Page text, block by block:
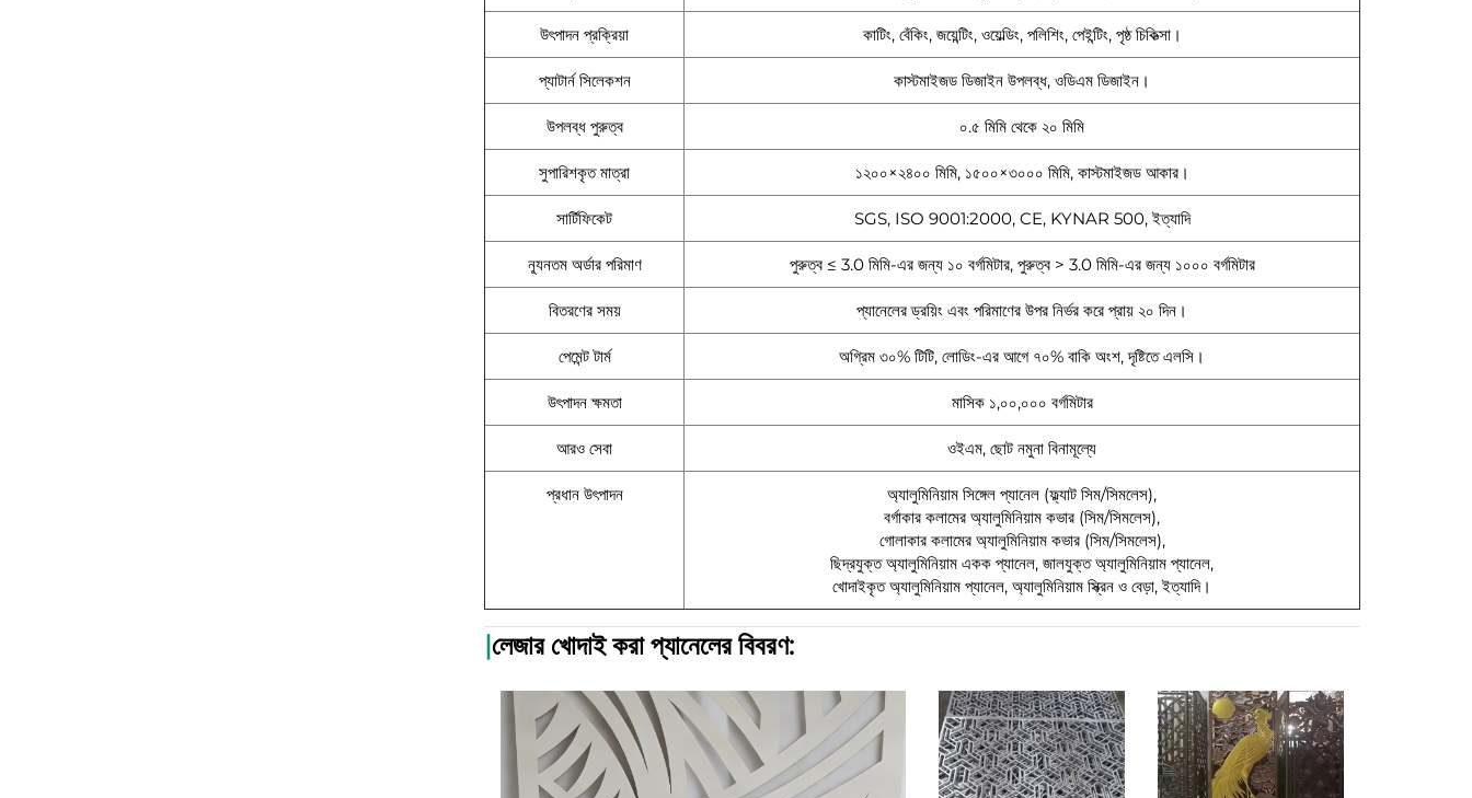
উৎপাদন প্রক্রিয়া কাটিং, বেঁকিং, জয়েন্টিং, ওয়েল্ডিং, পলিশিং, পেইন্টিং, পৃষ্ঠ চিকিত্সা।
প্যাটার্ন সিলেকশন কাস্টমাইজড ডিজাইন উপলব্ধ, ওডিএম ডিজাইন।
উপলব্ধ পুরুত্ব ০.৫ মিমি থেকে ২০ মিমি
সুপারিশকৃত মাত্রা ১২০০×২৪০০ মিমি, ১৫০০×৩০০০ মিমি, কাস্টমাইজড আকার।
সার্টিফিকেট SGS, ISO 9001:2000, CE, KYNAR 500, ইত্যাদি
ন্যূনতম অর্ডার পরিমাণ পুরুত্ব ≤ 3.0 মিমি-এর জন্য ১০ বর্গমিটার, পুরুত্ব > 3.0 মিমি-এর জন্য ১০০০ বর্গমিটার
বিতরণের সময় প্যানেলের ড্রয়িং এবং পরিমাণের উপর নির্ভর করে প্রায় ২০ দিন।
পেমেন্ট টার্ম অগ্রিম ৩০% টিটি, লোডিং-এর আগে ৭০% বাকি অংশ, দৃষ্টিতে এলসি।
উৎপাদন ক্ষমতা মাসিক ১,০০,০০০ বর্গমিটার
আরও সেবা ওইএম, ছোট নমুনা বিনামূল্যে
প্রধান উৎপাদন
অ্যালুমিনিয়াম সিঙ্গেল প্যানেল (ফ্ল্যাট সিম/সিমলেস),
বর্গাকার কলামের অ্যালুমিনিয়াম কভার (সিম/সিমলেস),
গোলাকার কলামের অ্যালুমিনিয়াম কভার (সিম/সিমলেস),
ছিদ্রযুক্ত অ্যালুমিনিয়াম একক প্যানেল, জালযুক্ত অ্যালুমিনিয়াম প্যানেল,
খোদাইকৃত অ্যালুমিনিয়াম প্যানেল, অ্যালুমিনিয়াম স্ক্রিন ও বেড়া, ইত্যাদি।
|লেজার খোদাই করা প্যানেলের বিবরণ: